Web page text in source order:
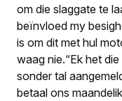
om die slaggate te
beïnvloed my
is om dit met hul
waag nie.“Ek het
sonder tal
betaal ons